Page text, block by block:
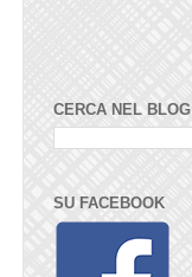
CERCA NEL BLOG
SU FACEBOOK